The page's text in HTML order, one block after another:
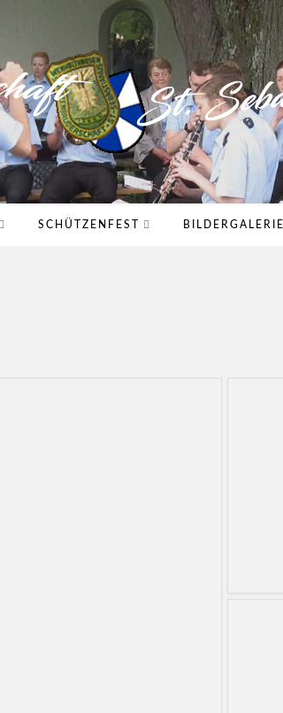
SCHÜTZENFEST BILDERGALERIE